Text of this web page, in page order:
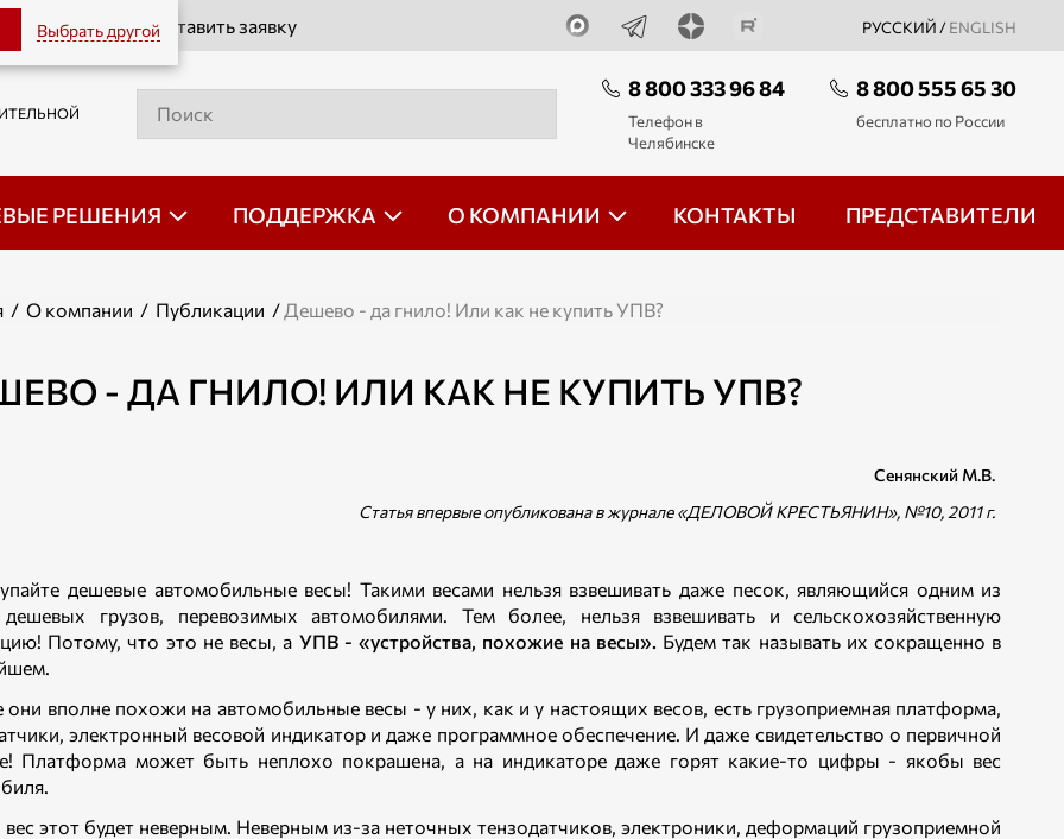
Выбрать другой РУССКИЙ / ENGLISH
Оставить заявку
8 800 333 96 84
Телефон в
Челябинске
8 800 555 65 30
бесплатно по России
РЕШЕНИЯ ПОДДЕРЖКА О КОМПАНИИ КОНТАКТЫ ПРЕДСТАВИТЕЛИ
/ О компании / Публикации / Дешево - да гнило! Или как не купить УПВ?
- ДА ГНИЛО! ИЛИ КАК НЕ КУПИТЬ УПВ?
Сенянский М.В.
Статья впервые опубликована в журнале «ДЕЛОВОЙ КРЕСТЬЯНИН», №10, 2011 г.
дешевые автомобильные весы! Такими весами нельзя взвешивать даже песок, являющийся одним из
грузов, перевозимых автомобилями. Тем более, нельзя взвешивать и сельскохозяйственную
Потому, что это не весы, а УПВ - «устройства, похожие на весы». Будем так называть их сокращенно в
они вполне похожи на автомобильные весы - у них, как и у настоящих весов, есть грузоприемная платформа,
электронный весовой индикатор и даже программное обеспечение. И даже свидетельство о первичной
Платформа может быть неплохо покрашена, а на индикаторе даже горят какие-то цифры - якобы вес
этот будет неверным. Неверным из-за неточных тензодатчиков, электроники, деформаций грузоприемной